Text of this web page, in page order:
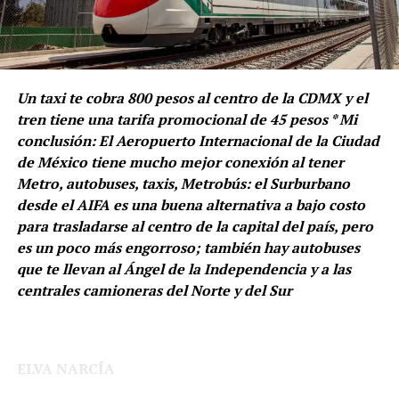
Evalúa.
Protactic, entre otros que hay en el país, que durante
varios sexenios han ofrecido los mejores precios,
generando un ahorro considerable para las instituciones
y fortaleciendo cadenas de suministro más eficientes.
La Sedena tendrá que abrir las puertas y ser más
transparente, pues hay que recordar que en días
pasados se dio a conocer que autoridades abrieron
carpetas de investigación contra una red de
proveedores de dicha Secretaría por presunto fraude
fiscal y sobreprecios que rondan los 700 millones de
pesos, lo que ha generado que se ponga sobre la lupa
varios contratos, como el de placas balísticas, que han
señalado serían de mala calidad.
Un taxi te cobra 800 pesos al centro de la CDMX y el
tren tiene una tarifa promocional de 45 pesos * Mi
conclusión: El Aeropuerto Internacional de la Ciudad
de México tiene mucho mejor conexión al tener
Metro, autobuses, taxis, Metrobús: el Surburbano
desde el AIFA es una buena alternativa a bajo costo
para trasladarse al centro de la capital del país, pero
es un poco más engorroso; también hay autobuses
que te llevan al Ángel de la Independencia y a las
centrales camioneras del Norte y del Sur
ELVA NARCÍA